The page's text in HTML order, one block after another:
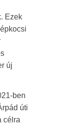
Ezek
új
ben
úti
célra